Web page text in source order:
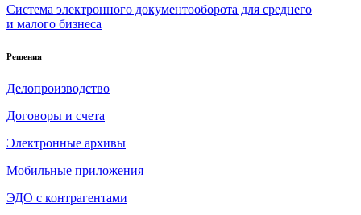
Система электронного документооборота для среднего
и малого бизнеса
Решения
Делопроизводство
Договоры и счета
Электронные архивы
Мобильные приложения
ЭДО с контрагентами